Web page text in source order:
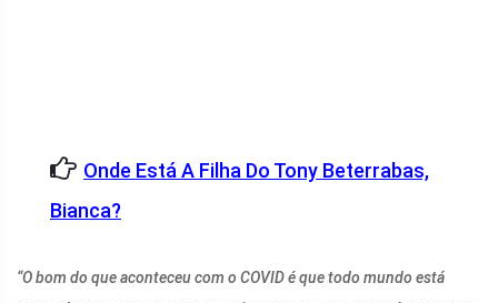
Onde Está A Filha Do Tony Beterrabas,
Bianca?
“O bom do que aconteceu com o COVID é que todo mundo está